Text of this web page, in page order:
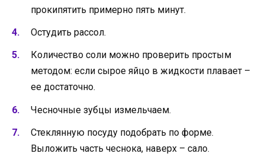
прокипятить примерно пять минут.
Остудить рассол.
Количество соли можно проверить простым
методом: если сырое яйцо в жидкости плавает –
ее достаточно.
Чесночные зубцы измельчаем.
Стеклянную посуду подобрать по форме.
Выложить часть чеснока, наверх – сало.